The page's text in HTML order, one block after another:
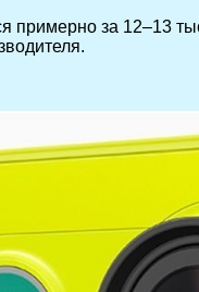
примерно за 12–13